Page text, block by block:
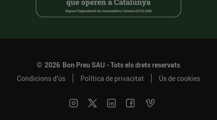
© 2026 Bon Preu SAU - Tots els drets reservats
Condicions d’ús
Política de privacitat Ús de cookies